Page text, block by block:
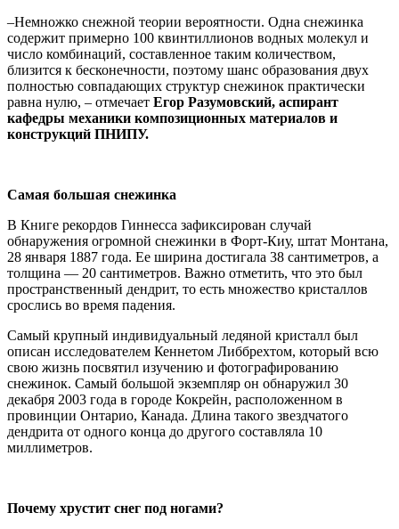
–Немножко снежной теории вероятности. Одна снежинка
содержит примерно 100 квинтиллионов водных молекул и
число комбинаций, составленное таким количеством,
близится к бесконечности, поэтому шанс образования двух
полностью совпадающих структур снежинок практически
равна нулю, – отмечает Егор Разумовский, аспирант
кафедры механики композиционных материалов и
конструкций ПНИПУ.
Самая большая снежинка
В Книге рекордов Гиннесса зафиксирован случай
обнаружения огромной снежинки в Форт-Киу, штат Монтана,
28 января 1887 года. Ее ширина достигала 38 сантиметров, а
толщина — 20 сантиметров. Важно отметить, что это был
пространственный дендрит, то есть множество кристаллов
срослись во время падения.
Самый крупный индивидуальный ледяной кристалл был
описан исследователем Кеннетом Либбрехтом, который всю
свою жизнь посвятил изучению и фотографированию
снежинок. Самый большой экземпляр он обнаружил 30
декабря 2003 года в городе Кокрейн, расположенном в
провинции Онтарио, Канада. Длина такого звездчатого
дендрита от одного конца до другого составляла 10
миллиметров.
Почему хрустит снег под ногами?